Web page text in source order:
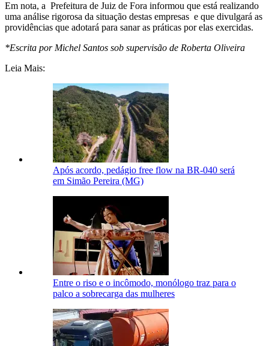
Em nota, a Prefeitura de Juiz de Fora informou que está realizando
uma análise rigorosa da situação destas empresas e que divulgará as
providências que adotará para sanar as práticas por elas exercidas.
*Escrita por Michel Santos sob supervisão de Roberta Oliveira
Leia Mais:
Após acordo, pedágio free flow na BR-040 será
em Simão Pereira (MG)
Entre o riso e o incômodo, monólogo traz para o
palco a sobrecarga das mulheres